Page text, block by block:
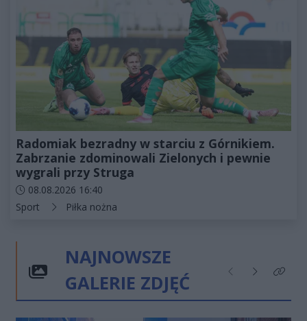
Radomiak bezradny w starciu z Górnikiem.
Zabrzanie zdominowali Zielonych i pewnie
wygrali przy Struga
Data dodania artykułu:
08.08.2026 16:40
Kategorie artykułu:
Sport Piłka nożna
NAJNOWSZE
GALERIE ZDJĘĆ
Poprzednie
NastępneKliknij